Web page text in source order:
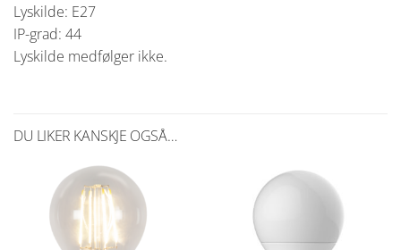
Lyskilde: E27
IP-grad: 44
Lyskilde medfølger ikke.
DU LIKER KANSKJE OGSÅ…